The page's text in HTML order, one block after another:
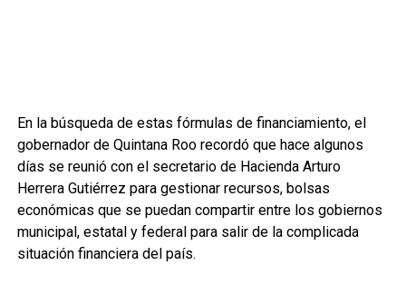
En la búsqueda de estas fórmulas de financiamiento, el
gobernador de Quintana Roo recordó que hace algunos
días se reunió con el secretario de Hacienda Arturo
Herrera Gutiérrez para gestionar recursos, bolsas
económicas que se puedan compartir entre los gobiernos
municipal, estatal y federal para salir de la complicada
situación financiera del país.